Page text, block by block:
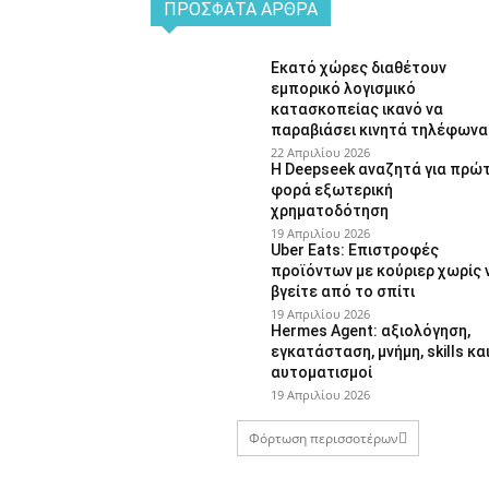
ΠΡΌΣΦΑΤΑ ΆΡΘΡΑ
Εκατό χώρες διαθέτουν
εμπορικό λογισμικό
κατασκοπείας ικανό να
παραβιάσει κινητά τηλέφωνα
22 Απριλίου 2026
Η Deepseek αναζητά για
φορά εξωτερική
χρηματοδότηση
19 Απριλίου 2026
Uber Eats: Επιστροφές
προϊόντων με κούριερ χωρίς
βγείτε από το σπίτι
19 Απριλίου 2026
Hermes Agent: αξιολόγηση,
εγκατάσταση, μνήμη, skills και
αυτοματισμοί
19 Απριλίου 2026
Φόρτωση περισσοτέρων